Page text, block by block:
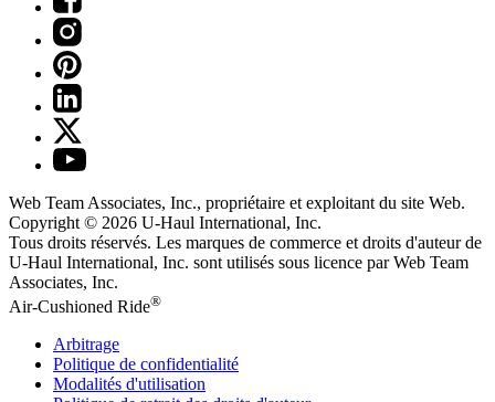
Web Team Associates, Inc., propriétaire et exploitant du site Web.
Copyright © 2026 U-Haul International, Inc.
Tous droits réservés. Les marques de commerce et droits d'auteur de
U-Haul International, Inc. sont utilisés sous licence par Web Team
Associates, Inc.
Air-Cushioned Ride®
Arbitrage
Politique de confidentialité
Modalités d'utilisation